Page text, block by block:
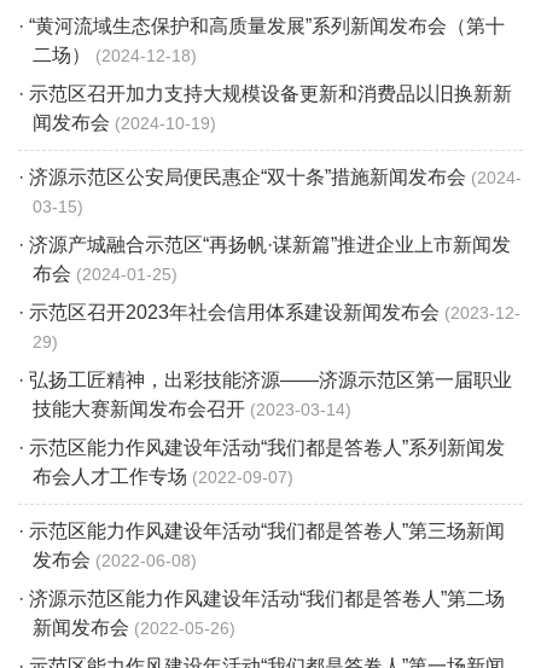
· “黄河流域生态保护和高质量发展”系列新闻发布会（第十
二场）
2024-12-18
· 示范区召开加力支持大规模设备更新和消费品以旧换新新
闻发布会
2024-10-19
· 济源示范区公安局便民惠企“双十条”措施新闻发布会
2024-
03-15
· 济源产城融合示范区“再扬帆·谋新篇”推进企业上市新闻发
布会
2024-01-25
· 示范区召开2023年社会信用体系建设新闻发布会
2023-12-
29
· 弘扬工匠精神，出彩技能济源——济源示范区第一届职业
技能大赛新闻发布会召开 2023-03-14
· 示范区能力作风建设年活动“我们都是答卷人”系列新闻发
布会人才工作专场
2022-09-07
· 示范区能力作风建设年活动“我们都是答卷人”第三场新闻
发布会
2022-06-08
· 济源示范区能力作风建设年活动“我们都是答卷人”第二场
新闻发布会
2022-05-26